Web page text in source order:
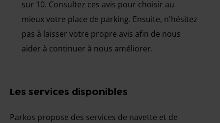
sur 10. Consultez ces avis pour choisir au
mieux votre place de parking. Ensuite, n'hésitez
pas à laisser votre propre avis afin de nous
aider à continuer à nous améliorer.
Les services disponibles
Parkos propose des services de navette et de